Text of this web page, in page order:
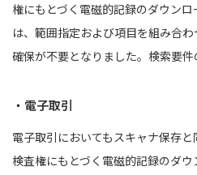
権にもとづく電磁的記録のダウン
は、範囲指定および項目を組み合
確保が不要となりました。検索要件
・電子取引
電子取引においてもスキャナ保存
検査権にもとづく電磁的記録のダ